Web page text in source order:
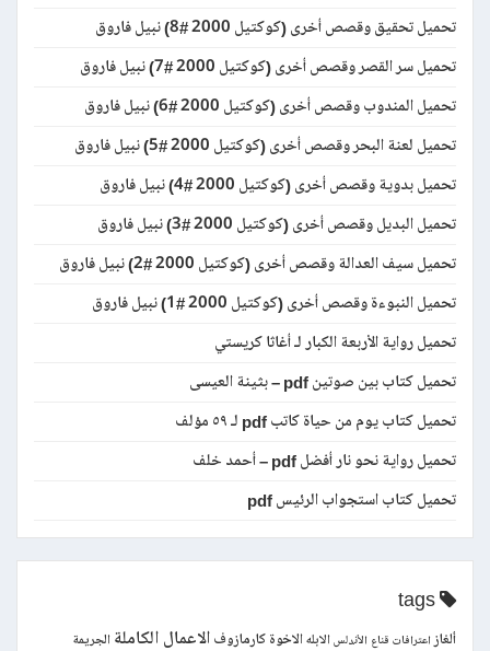
تحميل تحقيق وقصص أخرى (كوكتيل 2000 #8) نبيل فاروق
تحميل سر القصر وقصص أخرى (كوكتيل 2000 #7) نبيل فاروق
تحميل المندوب وقصص أخرى (كوكتيل 2000 #6) نبيل فاروق
تحميل لعنة البحر وقصص أخرى (كوكتيل 2000 #5) نبيل فاروق
تحميل بدوية وقصص أخرى (كوكتيل 2000 #4) نبيل فاروق
تحميل البديل وقصص أخرى (كوكتيل 2000 #3) نبيل فاروق
تحميل سيف العدالة وقصص أخرى (كوكتيل 2000 #2) نبيل فاروق
تحميل النبوءة وقصص أخرى (كوكتيل 2000 #1) نبيل فاروق
تحميل رواية الأربعة الكبار لـ أغاثا كريستي
تحميل كتاب بين صوتين pdf – بثينة العيسى
تحميل كتاب يوم من حياة كاتب pdf لـ ٥٩ مؤلف
تحميل رواية نحو نار أفضل pdf – أحمد خلف
تحميل كتاب استجواب الرئيس pdf
ألغاز اعترافات قناع الأندلس الابلهالاخوة كارمازوف الاعمال الكاملة الجريمة